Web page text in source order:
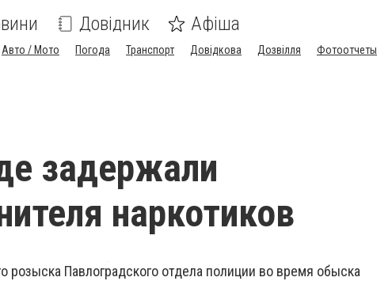
Довідник Афіша
Авто / Мото Погода Транспорт Довідкова Дозвілля Фотоотчеты
задержали
наркотиков
розыска Павлоградского отдела полиции во время обыска